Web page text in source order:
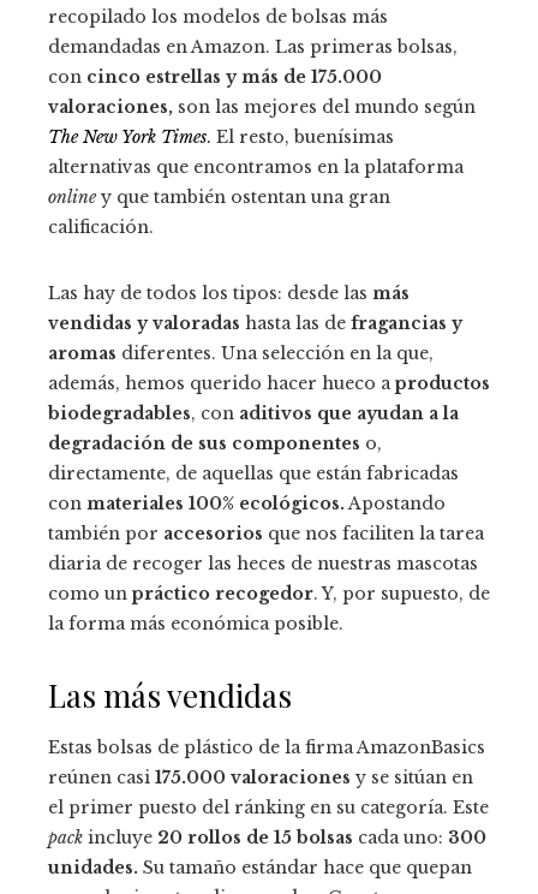
recopilado los modelos de bolsas más
demandadas en Amazon. Las primeras bolsas,
con cinco estrellas y más de 175.000
valoraciones, son las mejores del mundo según
The New York Times. El resto, buenísimas
alternativas que encontramos en la plataforma
onliney que también ostentan una gran
calificación.
Las hay de todos los tipos: desde las más
vendidas y valoradas hasta las de fragancias y
aromas diferentes. Una selección en la que,
además, hemos querido hacer hueco aproductos
biodegradables, con aditivos que ayudan a la
degradación de sus componentes o,
directamente, de aquellas que están fabricadas
con materiales 100% ecológicos.Apostando
también por accesorios que nos faciliten la tarea
diaria de recoger las heces de nuestras mascotas
como unpráctico recogedor. Y, por supuesto, de
la forma más económica posible.
Las más vendidas
Estas bolsas de plástico de la firma AmazonBasics
reúnen casi 175.000 valoraciones y se sitúan en
el primer puesto del ránking en su categoría. Este
pack incluye 20 rollos de 15 bolsas cada uno: 300
unidades. Su tamaño estándar hace que quepan